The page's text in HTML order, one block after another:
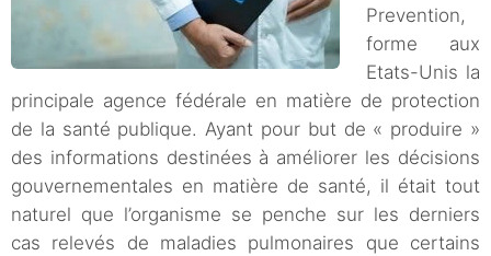
Prevention,
forme aux
Etats-Unis la
principale agence fédérale en matière de protection
de la santé publique. Ayant pour but de « produire »
des informations destinées à améliorer les décisions
gouvernementales en matière de santé, il était tout
naturel que l’organisme se penche sur les derniers
cas relevés de maladies pulmonaires que certains